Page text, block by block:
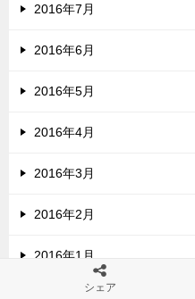
2016年7月
2016年6月
2016年5月
2016年4月
2016年3月
2016年2月
2016年1月
2015年12月
シェア